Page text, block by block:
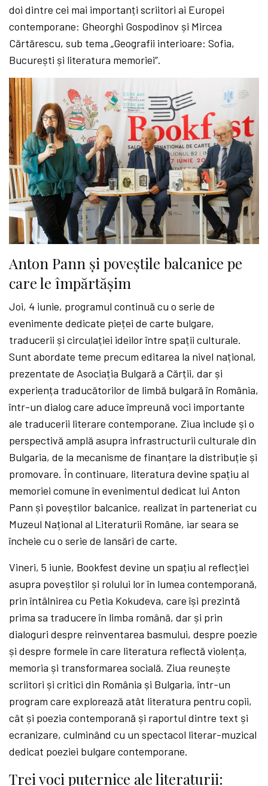
doi dintre cei mai importanți scriitori ai Europei
contemporane: Gheorghi Gospodinov și Mircea
Cărtărescu, sub tema „Geografii interioare: Sofia,
București și literatura memoriei”.
Anton Pann și poveștile balcanice pe
care le împărtășim
Joi, 4 iunie, programul continuă cu o serie de
evenimente dedicate pieței de carte bulgare,
traducerii și circulației ideilor între spații culturale.
Sunt abordate teme precum editarea la nivel național,
prezentate de Asociația Bulgară a Cărții, dar și
experiența traducătorilor de limbă bulgară în România,
într-un dialog care aduce împreună voci importante
ale traducerii literare contemporane. Ziua include și o
perspectivă amplă asupra infrastructurii culturale din
Bulgaria, de la mecanisme de finanțare la distribuție și
promovare. În continuare, literatura devine spațiu al
memoriei comune în evenimentul dedicat lui Anton
Pann și poveștilor balcanice, realizat în parteneriat cu
Muzeul Național al Literaturii Române, iar seara se
încheie cu o serie de lansări de carte.
Vineri, 5 iunie, Bookfest devine un spațiu al reflecției
asupra poveștilor și rolului lor în lumea contemporană,
prin întâlnirea cu Petia Kokudeva, care își prezintă
prima sa traducere în limba română, dar și prin
dialoguri despre reinventarea basmului, despre poezie
și despre formele în care literatura reflectă violența,
memoria și transformarea socială. Ziua reunește
scriitori și critici din România și Bulgaria, într-un
program care explorează atât literatura pentru copii,
cât și poezia contemporană și raportul dintre text și
ecranizare, culminând cu un spectacol literar-muzical
dedicat poeziei bulgare contemporane.
Trei voci puternice ale literaturii: